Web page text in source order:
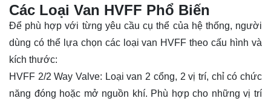
Các Loại Van HVFF Phổ Biến
Để phù hợp với từng yêu cầu cụ thể của hệ thống, người
dùng có thể lựa chọn các loại van HVFF theo cấu hình và
kích thước:
HVFF 2/2 Way Valve: Loại van 2 cổng, 2 vị trí, chỉ có chức
năng đóng hoặc mở nguồn khí. Phù hợp cho những vị trí